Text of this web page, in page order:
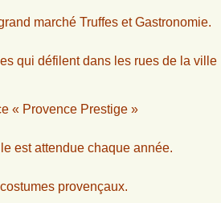
marché Truffes et Gastronomie.
qui défilent dans les rues de la ville
« Provence Prestige »
est attendue chaque année.
provençaux.